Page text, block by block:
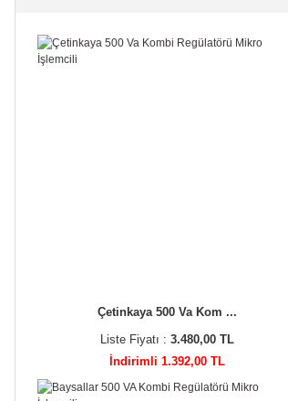
Çetinkaya 500 Va Kom ...
Liste Fiyatı : 3.480,00 TL
İndirimli 1.392,00 TL